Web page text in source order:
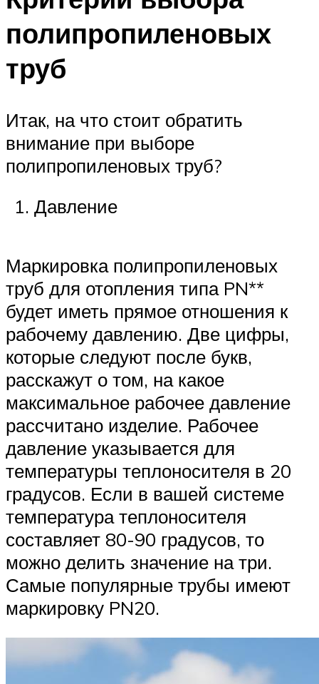
полипропиленовых
труб
Итак, на что стоит обратить
внимание при выборе
полипропиленовых труб?
Давление
Маркировка полипропиленовых
труб для отопления типа PN**
будет иметь прямое отношения к
рабочему давлению. Две цифры,
которые следуют после букв,
расскажут о том, на какое
максимальное рабочее давление
рассчитано изделие. Рабочее
давление указывается для
температуры теплоносителя в 20
градусов. Если в вашей системе
температура теплоносителя
составляет 80-90 градусов, то
можно делить значение на три.
Самые популярные трубы имеют
маркировку PN20.